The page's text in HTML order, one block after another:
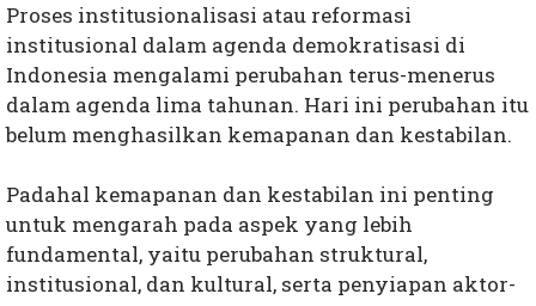
Proses institusionalisasi atau reformasi
institusional dalam agenda demokratisasi di
Indonesia mengalami perubahan terus-menerus
dalam agenda lima tahunan. Hari ini perubahan itu
belum menghasilkan kemapanan dan kestabilan.
Padahal kemapanan dan kestabilan ini penting
untuk mengarah pada aspek yang lebih
fundamental, yaitu perubahan struktural,
institusional, dan kultural, serta penyiapan aktor-